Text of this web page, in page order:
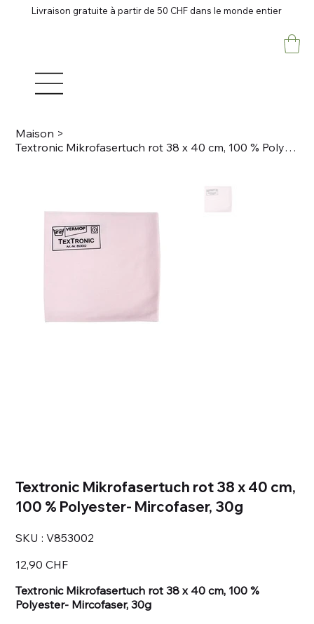
Livraison gratuite à partir de 50 CHF dans le monde entier
Maison >
Textronic Mikrofasertuch rot 38 x 40 cm, 100 % Polyester- Mircofaser, 30g
Textronic Mikrofasertuch rot 38 x 40 cm,
100 % Polyester- Mircofaser, 30g
SKU : SKU
V853002
V853002
12,90 CHF
Textronic Mikrofasertuch rot 38 x 40 cm, 100 %
Polyester- Mircofaser, 30g